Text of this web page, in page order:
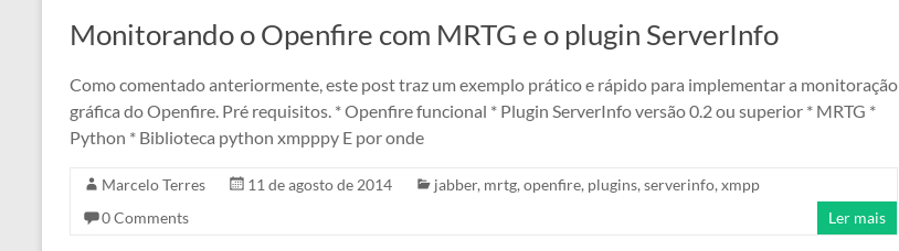
Monitorando o Openfire com MRTG e o plugin ServerInfo
Como comentado anteriormente, este post traz um exemplo prático e rápido para implementar a monitoração
gráfica do Openfire. Pré requisitos. * Openfire funcional * Plugin ServerInfo versão 0.2 ou superior * MRTG *
Python * Biblioteca python xmpppy E por onde
Marcelo Terres 11 de agosto de 2014 jabber, mrtg, openfire, plugins, serverinfo, xmpp
0 Comments
Ler mais